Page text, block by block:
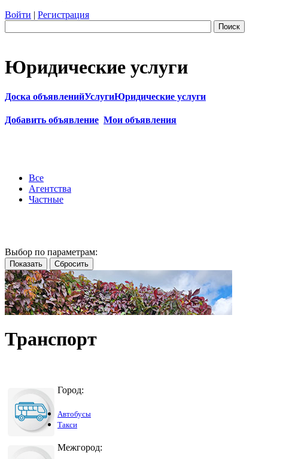
Войти | Регистрация
Поиск
Юридические услуги
Доска объявленийУслугиЮридические услуги
Добавить объявление Мои объявления
Все
Агентства
Частные
Выбор по параметрам:
Транспорт
Город:
Автобусы
Такси
Межгород: